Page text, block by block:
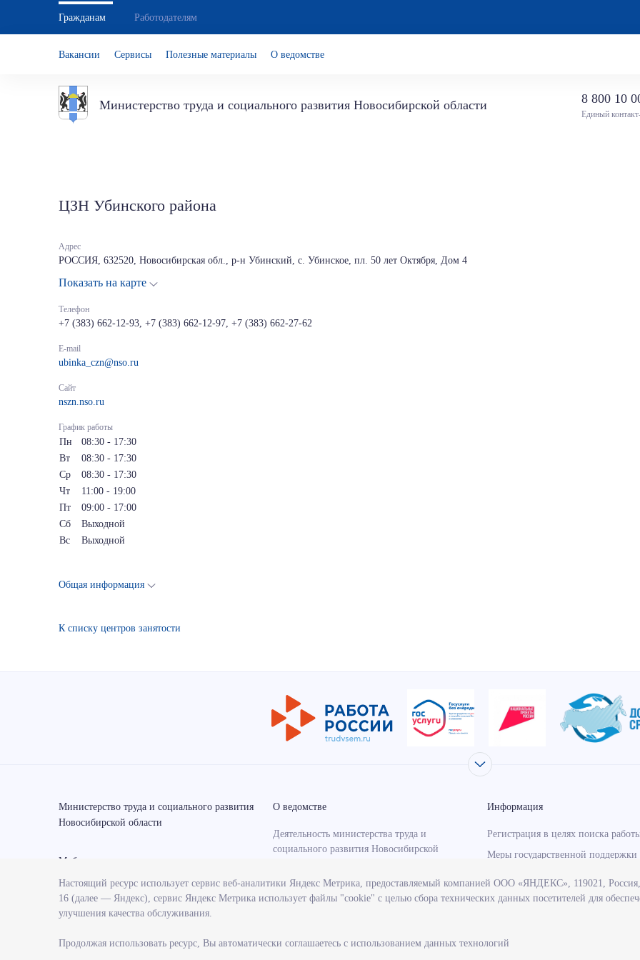
Гражданам Работодателям
Вакансии Сервисы Полезные материалы О ведомстве
Министерство труда и социального развития Новосибирской области 8 800 10
Единый
ЦЗН Убинского района
Адрес
РОССИЯ, 632520, Новосибирская обл., р-н Убинский, с. Убинское, пл. 50 лет Октября, Дом 4
Показать на карте
Телефон
+7 (383) 662-12-93, +7 (383) 662-12-97, +7 (383) 662-27-62
E-mail
ubinka_czn@nso.ru
Сайт
nszn.nso.ru
График работы
Пн
08:30 - 17:30
Вт
08:30 - 17:30
Ср
08:30 - 17:30
Чт
11:00 - 19:00
Пт
09:00 - 17:00
Сб
Выходной
Вс
Выходной
Общая информация
К списку центров занятости
Министерство труда и социального развития
Новосибирской области
Мобильные приложения
О ведомстве
Деятельность министерства труда и
социального развития Новосибирской
Контрольно-надзорная деятельность
министерства
Информация
Регистрация в целях поиска
Меры государственной поддержки
Информация для работодателей
Настоящий ресурс использует сервис веб-аналитики Яндекс Метрика, предоставляемый компанией ООО «ЯНДЕКС», 119021,
16 (далее — Яндекс), сервис Яндекс Метрика использует файлы "cookie" с целью сбора технических данных посетителей для
улучшения качества обслуживания.
Продолжая использовать ресурс, Вы автоматически соглашаетесь с использованием данных технологий